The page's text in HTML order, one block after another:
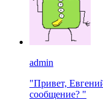
admin
"Привет,
сообщение? "